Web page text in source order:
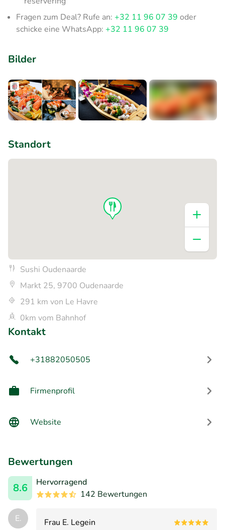
Fragen zum Deal? Rufe an: +32 11 96 07 39 oder
schicke eine WhatsApp: +32 11 96 07 39
Bilder
Standort
Sushi Oudenaarde
Markt 25, 9700 Oudenaarde
291 km von Le Havre
0km vom Bahnhof
Kontakt
+31882050505
Firmenprofil
Website
Bewertungen
8.6
Hervorragend
142 Bewertungen
E. Frau E. Legein